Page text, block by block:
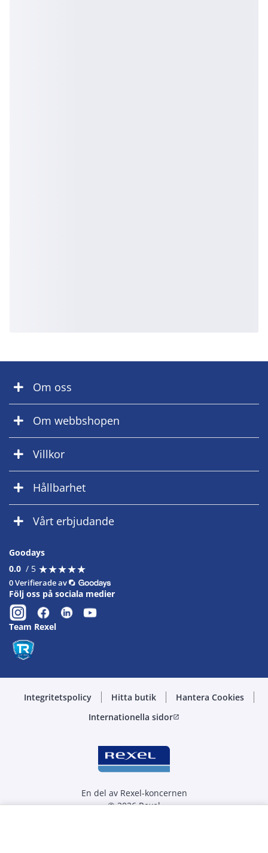
Om oss
Om webbshopen
Villkor
Hållbarhet
Vårt erbjudande
Goodays
0.0 / 5 ★★★★★
★★★★★
0 Verifierade av
Följ oss på sociala medier
Team Rexel
Integritetspolicy Hitta butik
Hantera Cookies
Internationella sidoropen_in_new
En del av Rexel-koncernen
© 2026 Rexel